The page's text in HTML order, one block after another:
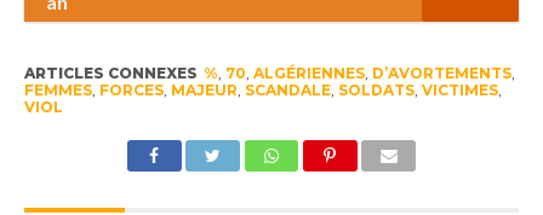
ARTICLES CONNEXES %, 70, ALGÉRIENNES, D’AVORTEMENTS,
FEMMES, FORCES, MAJEUR, SCANDALE, SOLDATS, VICTIMES,
VIOL